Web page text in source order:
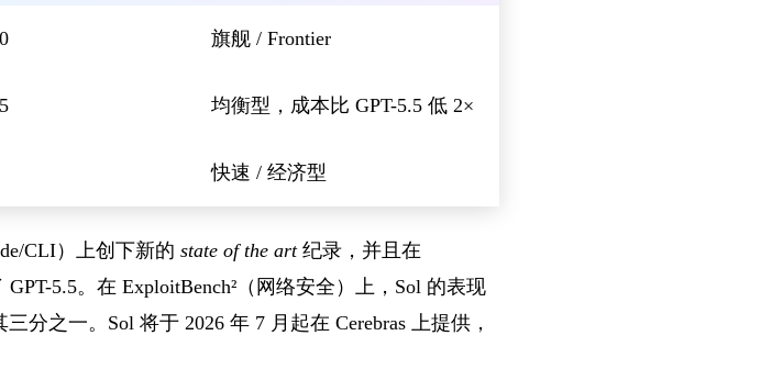
旗舰 / Frontier
均衡型，成本比 GPT-5.5 低 2×
快速 / 经济型
CLI）上创下新的 state of the art纪录，并且在
5.5。在 ExploitBench²（网络安全）上，Sol 的表现
分之一。Sol 将于 2026 年 7 月起在 Cerebras 上提供，